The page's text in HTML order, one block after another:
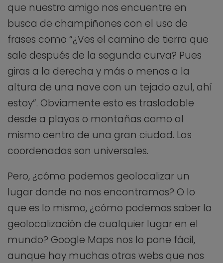
que nuestro amigo nos encuentre en
busca de champiñones con el uso de
frases como “¿Ves el camino de tierra que
sale después de la segunda curva? Pues
giras a la derecha y más o menos a la
altura de una nave con un tejado azul, ahí
estoy”. Obviamente esto es trasladable
desde a playas o montañas como al
mismo centro de una gran ciudad. Las
coordenadas son universales.
Pero, ¿cómo podemos geolocalizar un
lugar donde no nos encontramos? O lo
que es lo mismo, ¿cómo podemos saber la
geolocalización de cualquier lugar en el
mundo? Google Maps nos lo pone fácil,
aunque hay muchas otras webs que nos